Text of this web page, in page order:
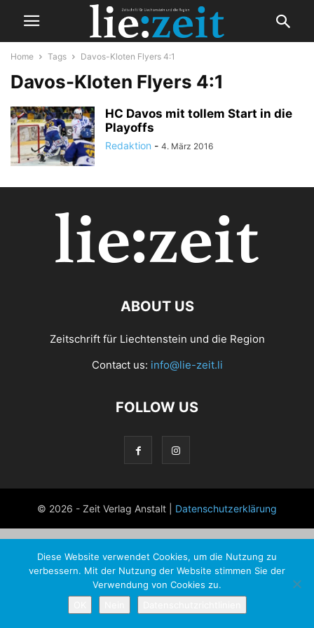
Home Tags Davos-Kloten Flyers 4:1
Davos-Kloten Flyers 4:1
HC Davos mit tollem Start in die
Playoffs
Redaktion - 4. März 2016
ABOUT US
Zeitschrift für Liechtenstein und die Region
Contact us: info@lie-zeit.li
FOLLOW US
© 2026 - Zeit Verlag Anstalt | Datenschutzerklärung
Diese Website verwendet Cookies, um die Nutzung zu
verbessern. Mit der Nutzung der Website stimmen Sie der
Verwendung von Cookies zu.